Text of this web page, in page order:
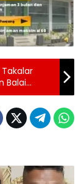
Balai